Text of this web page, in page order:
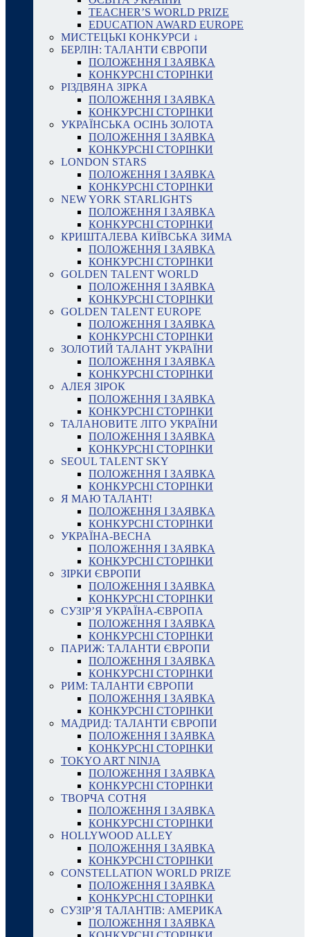
TEACHER’S WORLD PRIZE
EDUCATION AWARD EUROPE
МИСТЕЦЬКІ КОНКУРСИ ↓
БЕРЛІН: ТАЛАНТИ ЄВРОПИ
ПОЛОЖЕННЯ І ЗАЯВКА
КОНКУРСНІ СТОРІНКИ
РІЗДВЯНА ЗІРКА
ПОЛОЖЕННЯ І ЗАЯВКА
КОНКУРСНІ СТОРІНКИ
УКРАЇНСЬКА ОСІНЬ ЗОЛОТА
ПОЛОЖЕННЯ І ЗАЯВКА
КОНКУРСНІ СТОРІНКИ
LONDON STARS
ПОЛОЖЕННЯ І ЗАЯВКА
КОНКУРСНІ СТОРІНКИ
NEW YORK STARLIGHTS
ПОЛОЖЕННЯ І ЗАЯВКА
КОНКУРСНІ СТОРІНКИ
КРИШТАЛЕВА КИЇВСЬКА ЗИМА
ПОЛОЖЕННЯ І ЗАЯВКА
КОНКУРСНІ СТОРІНКИ
GOLDEN TALENT WORLD
ПОЛОЖЕННЯ І ЗАЯВКА
КОНКУРСНІ СТОРІНКИ
GOLDEN TALENT EUROPE
ПОЛОЖЕННЯ І ЗАЯВКА
КОНКУРСНІ СТОРІНКИ
ЗОЛОТИЙ ТАЛАНТ УКРАЇНИ
ПОЛОЖЕННЯ І ЗАЯВКА
КОНКУРСНІ СТОРІНКИ
АЛЕЯ ЗІРОК
ПОЛОЖЕННЯ І ЗАЯВКА
КОНКУРСНІ СТОРІНКИ
ТАЛАНОВИТЕ ЛІТО УКРАЇНИ
ПОЛОЖЕННЯ І ЗАЯВКА
КОНКУРСНІ СТОРІНКИ
SEOUL TALENT SKY
ПОЛОЖЕННЯ І ЗАЯВКА
КОНКУРСНІ СТОРІНКИ
Я МАЮ ТАЛАНТ!
ПОЛОЖЕННЯ І ЗАЯВКА
КОНКУРСНІ СТОРІНКИ
УКРАЇНА-ВЕСНА
ПОЛОЖЕННЯ І ЗАЯВКА
КОНКУРСНІ СТОРІНКИ
ЗІРКИ ЄВРОПИ
ПОЛОЖЕННЯ І ЗАЯВКА
КОНКУРСНІ СТОРІНКИ
СУЗІР’Я УКРАЇНА-ЄВРОПА
ПОЛОЖЕННЯ І ЗАЯВКА
КОНКУРСНІ СТОРІНКИ
ПАРИЖ: ТАЛАНТИ ЄВРОПИ
ПОЛОЖЕННЯ І ЗАЯВКА
КОНКУРСНІ СТОРІНКИ
РИМ: ТАЛАНТИ ЄВРОПИ
ПОЛОЖЕННЯ І ЗАЯВКА
КОНКУРСНІ СТОРІНКИ
МАДРИД: ТАЛАНТИ ЄВРОПИ
ПОЛОЖЕННЯ І ЗАЯВКА
КОНКУРСНІ СТОРІНКИ
TOKYO ART NINJA
ПОЛОЖЕННЯ І ЗАЯВКА
КОНКУРСНІ СТОРІНКИ
ТВОРЧА СОТНЯ
ПОЛОЖЕННЯ І ЗАЯВКА
КОНКУРСНІ СТОРІНКИ
HOLLYWOOD ALLEY
ПОЛОЖЕННЯ І ЗАЯВКА
КОНКУРСНІ СТОРІНКИ
CONSTELLATION WORLD PRIZE
ПОЛОЖЕННЯ І ЗАЯВКА
КОНКУРСНІ СТОРІНКИ
СУЗІР’Я ТАЛАНТІВ: АМЕРИКА
ПОЛОЖЕННЯ І ЗАЯВКА